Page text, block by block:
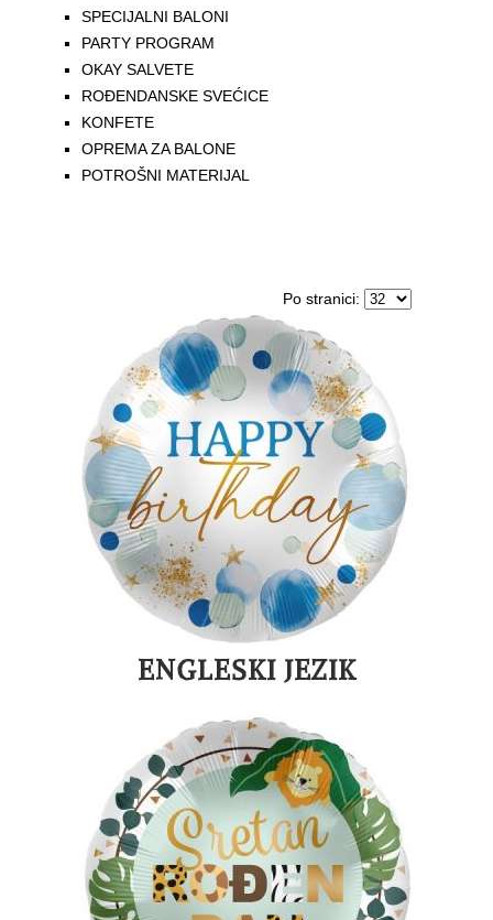
SPECIJALNI BALONI
PARTY PROGRAM
OKAY SALVETE
ROĐENDANSKE SVEĆICE
KONFETE
OPREMA ZA BALONE
POTROŠNI MATERIJAL
Po stranici:
ENGLESKI JEZIK